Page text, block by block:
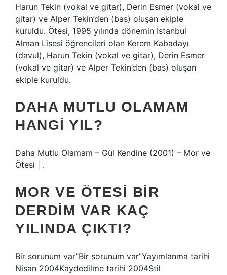
Harun Tekin (vokal ve gitar), Derin Esmer (vokal ve
gitar) ve Alper Tekin’den (bas) oluşan ekiple
kuruldu. Ötesi, 1995 yılında dönemin İstanbul
Alman Lisesi öğrencileri olan Kerem Kabadayı
(davul), Harun Tekin (vokal ve gitar), Derin Esmer
(vokal ve gitar) ve Alper Tekin’den (bas) oluşan
ekiple kuruldu.
DAHA MUTLU OLAMAM
HANGI YIL?
Daha Mutlu Olamam – Gül Kendine (2001) – Mor ve
Ötesi | .
MOR VE ÖTESI BIR
DERDIM VAR KAÇ
YILINDA ÇIKTI?
Bir sorunum var”Bir sorunum var”Yayımlanma tarihi
Nisan 2004Kaydedilme tarihi 2004Stil